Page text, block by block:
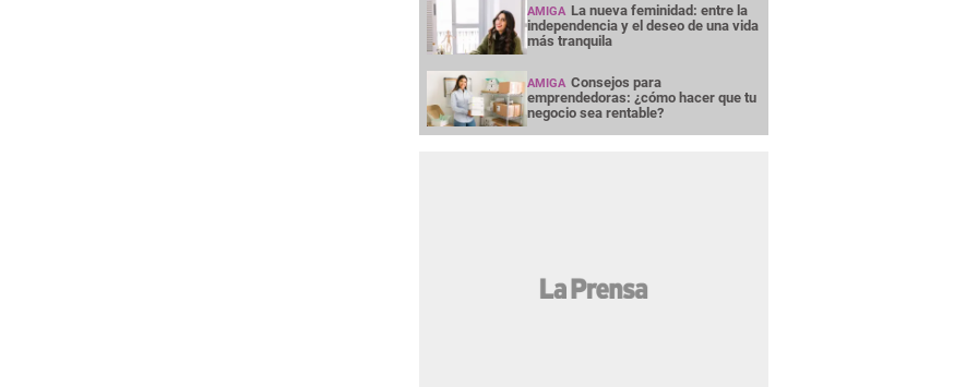
AMIGA La nueva feminidad: entre la
independencia y el deseo de una vida
más tranquila
AMIGA Consejos para
emprendedoras: ¿cómo hacer que tu
negocio sea rentable?